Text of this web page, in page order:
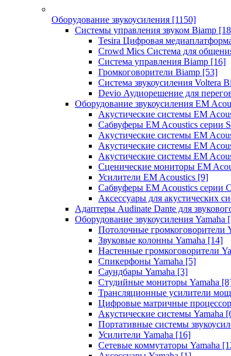
Оборудование звукоусиления [1150]
Системы управления звуком Biamp
Tesira Цифровая
Crowd Mics Система для
Система управления Biamp [16]
Громкоговорители Biamp [53]
Система звукоусиления Voltera
Devio Аудиорешение для
Оборудование звукоусиления EM
Акустические системы EM
Сабвуферы EM Acoustics серии S
Акустические системы EM
Акустические системы EM
Акустические системы EM
Сценические мониторы EM
Усилители EM Acoustics [9]
Сабвуферы EM Acoustics серии
Аксессуары для акустических
Адаптеры Audinate Dante для
Оборудование звукоусиления Yamaha
Потолочные громкоговорители
Звуковые колонны Yamaha [14]
Настенные громкоговорители
Спикерфоны Yamaha [5]
Саундбары Yamaha [3]
Студийные мониторы Yamaha
Трансляционные усилители
Цифровые матричные
Акустические системы Yamaha
Портативные системы
Усилители Yamaha [16]
Сетевые коммутаторы Yamaha